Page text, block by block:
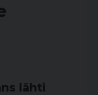
lähti